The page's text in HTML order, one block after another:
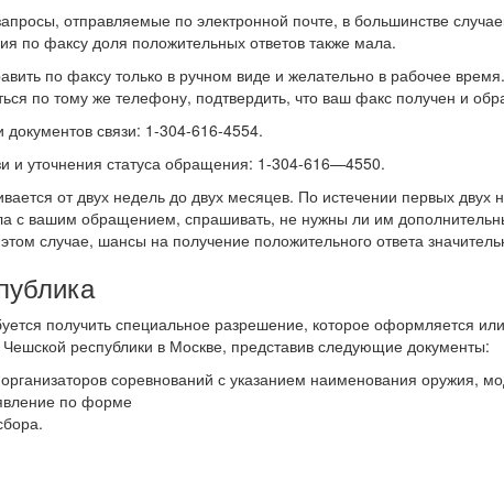
отправляемые по электронной почте, в большинстве
по факсу доля положительных ответов также мала.
по факсу только в ручном виде и желательно в рабочее
по тому же телефону, подтвердить, что ваш факс получен и
документов связи: 1-304-616-4554.
и уточнения статуса обращения: 1-304-616—4550.
от двух недель до двух месяцев. По истечении первых двух
с вашим обращением, спрашивать, не нужны ли им
случае, шансы на получение положительного ответа
получить специальное разрешение, которое оформляется
Чешской республики в Москве, представив следующие документы:
соревнований с указанием наименования оружия,
по форме